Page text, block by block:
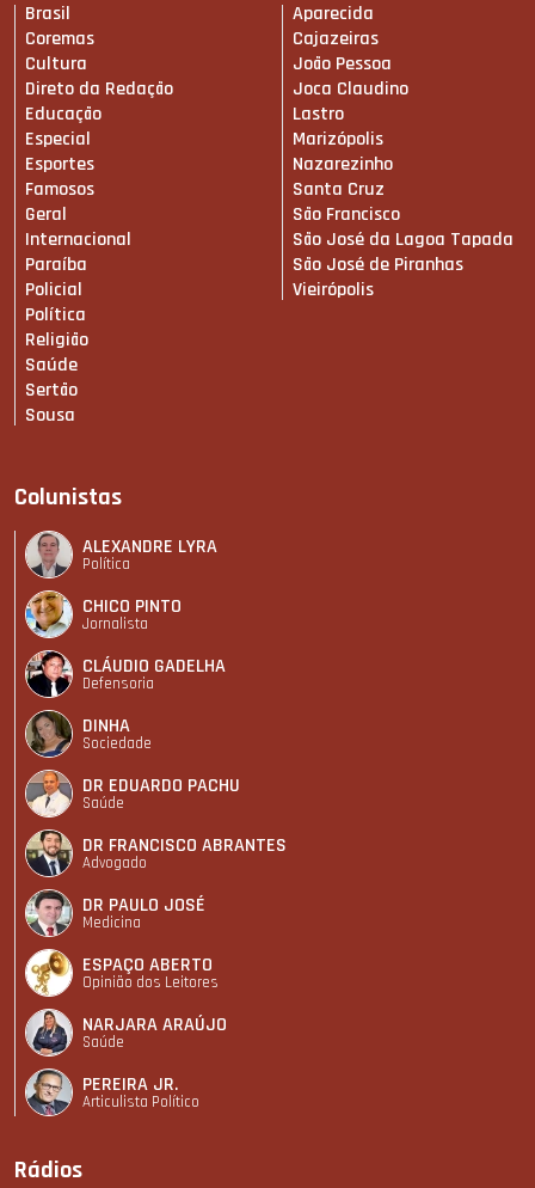
Brasil
Coremas
Cultura
Direto da Redação
Educação
Especial
Esportes
Famosos
Geral
Internacional
Paraíba
Policial
Política
Religião
Saúde
Sertão
Sousa
Aparecida
Cajazeiras
João Pessoa
Joca Claudino
Lastro
Marizópolis
Nazarezinho
Santa Cruz
São Francisco
São José da Lagoa Tapada
São José de Piranhas
Vieirópolis
Colunistas
ALEXANDRE LYRA
Política
CHICO PINTO
Jornalista
CLÁUDIO GADELHA
Defensoria
DINHA
Sociedade
DR EDUARDO PACHU
Saúde
DR FRANCISCO ABRANTES
Advogado
DR PAULO JOSÉ
Medicina
ESPAÇO ABERTO
Opinião dos Leitores
NARJARA ARAÚJO
Saúde
PEREIRA JR.
Articulista Polí­tico
Rádios